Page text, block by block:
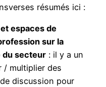
résumés ici :
espaces de
sur la
du secteur : il y a un
/ multiplier des
discussion pour